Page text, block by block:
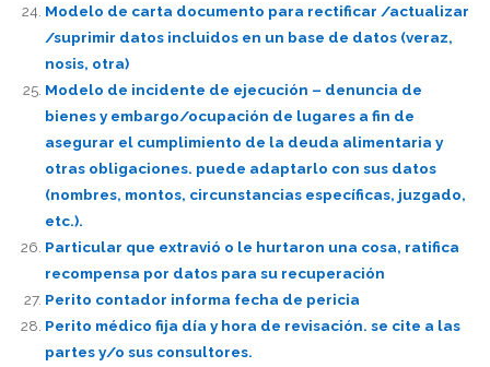
Modelo de carta documento para rectificar /actualizar
/suprimir datos incluidos en un base de datos (veraz,
nosis, otra)
Modelo de incidente de ejecución – denuncia de
bienes y embargo/ocupación de lugares a fin de
asegurar el cumplimiento de la deuda alimentaria y
otras obligaciones. puede adaptarlo con sus datos
(nombres, montos, circunstancias específicas, juzgado,
etc.).
Particular que extravió o le hurtaron una cosa, ratifica
recompensa por datos para su recuperación
Perito contador informa fecha de pericia
Perito médico fija día y hora de revisación. se cite a las
partes y/o sus consultores.